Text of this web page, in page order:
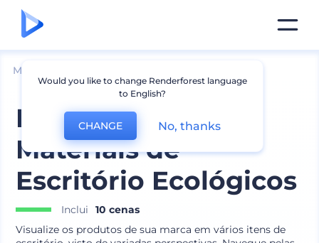
Mockups
Mockups de
Materiais de
Escritório Ecológicos
Inclui
10 cenas
Visualize os produtos de sua marca em vários itens de
Would you like to change Renderforest language
to English?
CHANGE No, thanks